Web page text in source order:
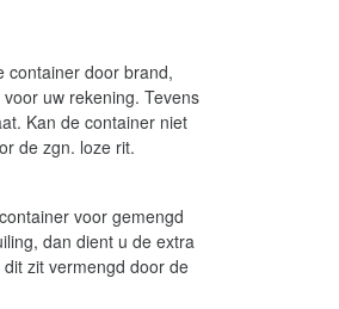
container door brand,
uw rekening. Tevens
Kan de container niet
de zgn. loze rit.
voor gemengd
dan dient u de extra
zit vermengd door de